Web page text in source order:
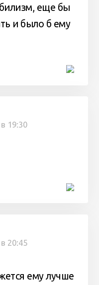
еще бы
и было б ему
19:30
20:45
ему лучше